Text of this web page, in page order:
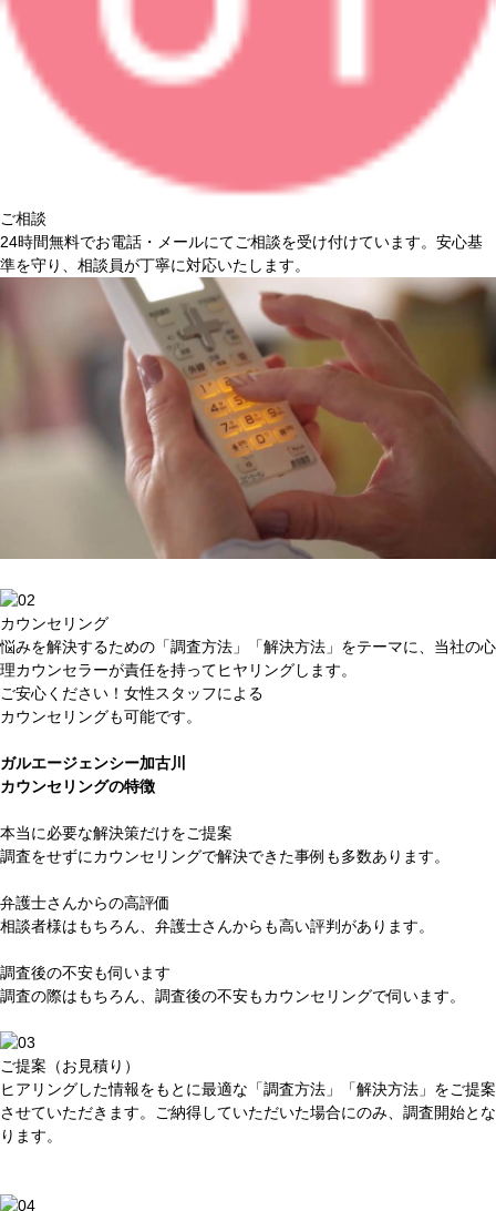
ご相談
24時間無料でお電話・メールにてご相談を受け付けています。安心基
準を守り、相談員が丁寧に対応いたします。
カウンセリング
悩みを解決するための 「調査方法」「解決方法」 をテーマに、当社の心
理カウンセラーが責任を持ってヒヤリングします。
ご安心ください！女性スタッフによる
カウンセリングも可能です。
ガルエージェンシー加古川
カウンセリングの特徴
本当に必要な解決策だけをご提案
調査をせずにカウンセリングで解決できた事例も多数あります。
弁護士さんからの高評価
相談者様はもちろん、弁護士さんからも高い評判があります。
調査後の不安も伺います
調査の際はもちろん、調査後の不安もカウンセリングで伺います。
ご提案（お見積り）
ヒアリングした情報をもとに最適な 「調査方法」「解決方法」 をご提案
させていただきます。 ご納得していただいた場合にのみ、調査開始とな
ります。